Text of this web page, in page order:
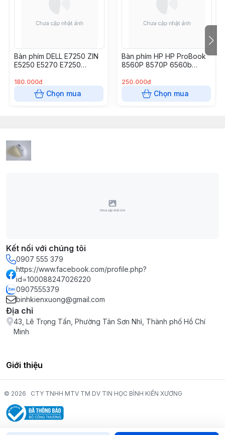
Bàn phím DELL E7250 ZIN
E5250 E5270 E7250
180.000đ
Chọn mua
Bàn phím HP HP ProBook
8560P 8570P 6560b
250.000đ
Chọn mua
Kết nối với chúng tôi
0907 555 379
https://www.facebook.com/profile.php?
id=100088247026220
0907555379
binhkienxuong@gmail.com
Địa chỉ
43, Lê Trọng Tấn, Phường Tân Sơn Nhì, Thành phố Hồ Chí
Minh
Giới thiệu
© 2026 CTY TNHH MTV TM DV TIN HỌC BÌNH KIẾN XƯƠNG